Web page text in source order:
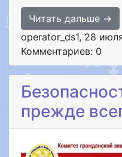
Читать дальше →
operator_ds1, 28
Комментариев: 0
прежде